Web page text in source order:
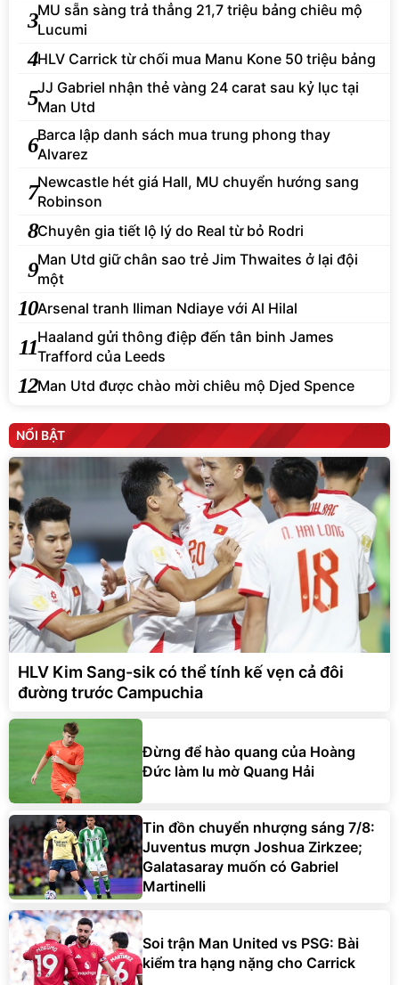
3MU sẵn sàng trả thẳng 21,7 triệu bảng chiêu mộ
Lucumi
4HLV Carrick từ chối mua Manu Kone 50 triệu bảng
5JJ Gabriel nhận thẻ vàng 24 carat sau kỷ lục tại
Man Utd
6Barca lập danh sách mua trung phong thay
Alvarez
7Newcastle hét giá Hall, MU chuyển hướng sang
Robinson
8Chuyên gia tiết lộ lý do Real từ bỏ Rodri
9Man Utd giữ chân sao trẻ Jim Thwaites ở lại đội
một
10Arsenal tranh Iliman Ndiaye với Al Hilal
11Haaland gửi thông điệp đến tân binh James
Trafford của Leeds
12Man Utd được chào mời chiêu mộ Djed Spence
NỔI BẬT
HLV Kim Sang-sik có thể tính kế vẹn cả đôi
đường trước Campuchia
Đừng để hào quang của Hoàng
Đức làm lu mờ Quang Hải
Tin đồn chuyển nhượng sáng 7/8:
Juventus mượn Joshua Zirkzee;
Galatasaray muốn có Gabriel
Martinelli
Soi trận Man United vs PSG: Bài
kiểm tra hạng nặng cho Carrick